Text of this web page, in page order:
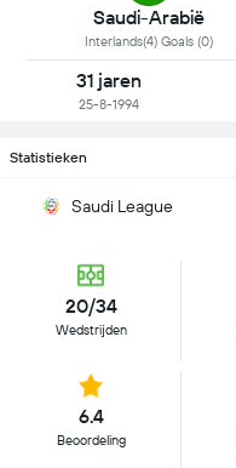
Saudi-Arabië
Interlands(4) Goals (0)
31 jaren
25-8-1994
Statistieken
Saudi League
20/34
Wedstrijden
6.4
Beoordeling